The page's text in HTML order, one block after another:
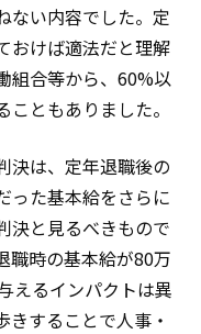
ない内容でした。定
おけば適法だと理解
組合等から、60%以
ともありました。
決は、定年退職後の
った基本給をさらに
決と見るべきもので
職時の基本給が80万
えるインパクトは異
することで人事・